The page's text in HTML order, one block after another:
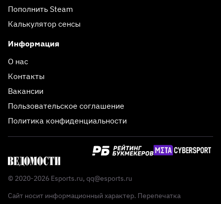
Пополнить Steam
Калькулятор сенсы
Информация
О нас
Контакты
Вакансии
Пользовательское соглашение
Политика конфиденциальности
© 2020-2026 Esports.ru, qq@esports.ru
Сайт носит информационный характер. Перепечатка